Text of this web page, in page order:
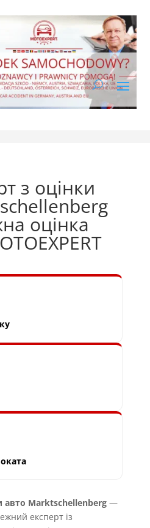
з оцінки
оцінка
авто Marktschellenberg—
експерт із